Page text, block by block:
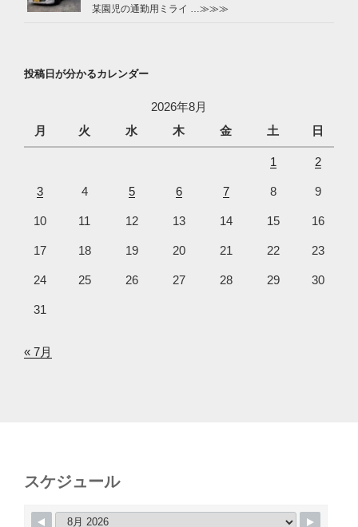
某園児の通勤用ミライ …≫≫≫
投稿日が分かるカレンダー
2026年8月
月
火 水 木 金 土 日
1 2
3 4 5 6 7 8 9
10 11 12 13 14 15 16
17 18 19 20 21 22 23
24 25 26 27 28 29 30
31
« 7月
スケジュール